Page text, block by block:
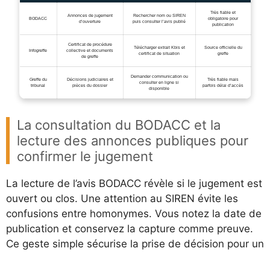
BODACC
Annonces de jugement
d’ouverture
Rechercher nom ou SIREN
puis consulter l’avis publié
Très fiable et
obligatoire pour
publication
Infogreffe
Certificat de procédure
collective et documents
de greffe
Télécharger extrait Kbis et
certificat de situation
Source officielle du
greffe
Greffe du
tribunal
Décisions judiciaires et
pièces du dossier
Demander communication ou
consulter en ligne si
disponible
Très fiable mais
parfois délai d’accès
La consultation du BODACC et la
lecture des annonces publiques pour
confirmer le jugement
La lecture de l’avis BODACC révèle si le jugement est
ouvert ou clos. Une attention au SIREN évite les
confusions entre homonymes. Vous notez la date de
publication et conservez la capture comme preuve.
Ce geste simple sécurise la prise de décision pour un